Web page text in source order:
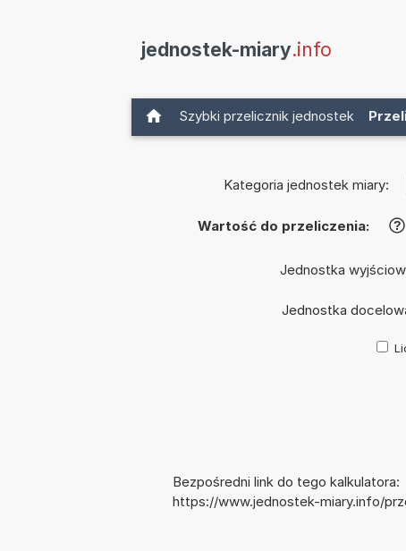
jednostek-miary.info
Szybki przelicznik jednostek
Kategoria jednostek miary:
Wartość do przeliczenia: ?
Jednostka
Jednostka
Bezpośredni link do tego kalkulatora:
https://www.jednostek-miary.info/